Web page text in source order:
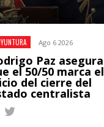
Ago 6 2026
Paz asegura
el 50/50 marca el
del cierre del
centralista